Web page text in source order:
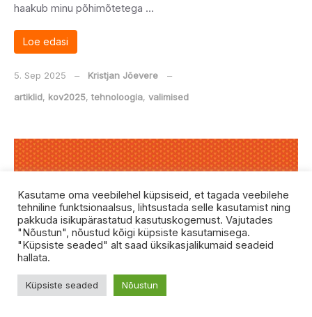
haakub minu põhimõtetega …
Loe edasi
5. Sep 2025 ‒ Kristjan Jõevere
‒
artiklid, kov2025, tehnoloogia, valimised
Kasutame oma veebilehel küpsiseid, et tagada veebilehe
tehniline funktsionaalsus, lihtsustada selle kasutamist ning
pakkuda isikupärastatud kasutuskogemust. Vajutades
"Nõustun", nõustud kõigi küpsiste kasutamisega.
"Küpsiste seaded" alt saad üksikasjalikumaid seadeid
hallata.
Küpsiste seaded Nõustun